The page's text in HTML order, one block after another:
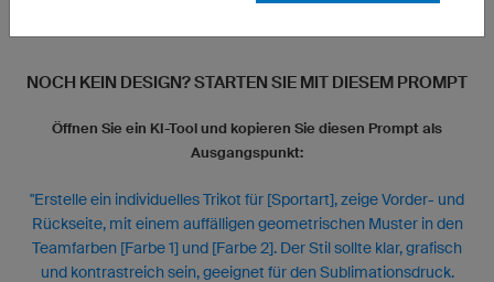
NOCH KEIN DESIGN? STARTEN SIE MIT DIESEM PROMPT
Öffnen Sie ein KI-Tool und kopieren Sie diesen Prompt als
Ausgangspunkt:
"Erstelle ein individuelles Trikot für [Sportart], zeige Vorder- und
Rückseite, mit einem auffälligen geometrischen Muster in den
Teamfarben [Farbe 1] und [Farbe 2]. Der Stil sollte klar, grafisch
und kontrastreich sein, geeignet für den Sublimationsdruck.